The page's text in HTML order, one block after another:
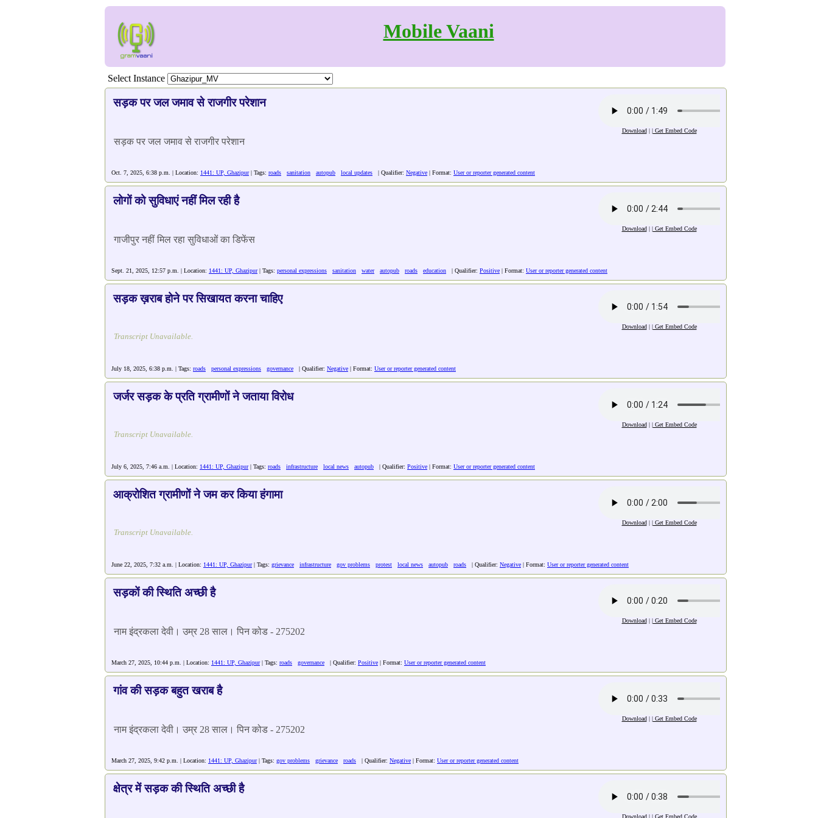
Mobile Vaani
Select Instance
सड़क पर जल जमाव से राजगीर परेशान
Download| |Get Embed Code
सड़क पर जल जमाव से राजगीर परेशान
Oct. 7, 2025, 6:38 p.m. | Location: 1441: UP, Ghazipur| Tags: roads sanitation autopub local updates | Qualifier: Negative | Format: User or reporter generated content
लोगों को सुविधाएं नहीं मिल रही है
Download| |Get Embed Code
गाजीपुर नहीं मिल रहा सुविधाओं का डिफेंस
Sept. 21, 2025, 12:57 p.m. | Location: 1441: UP, Ghazipur| Tags: personal expressions sanitation water autopub roads education | Qualifier: Positive | Format: User or reporter generated content
सड़क ख़राब होने पर सिखायत करना चाहिए
Download| |Get Embed Code
Transcript Unavailable.
July 18, 2025, 6:38 p.m. | Tags: roads personal expressions governance | Qualifier: Negative | Format: User or reporter generated content
जर्जर सड़क के प्रति ग्रामीणों ने जताया विरोध
Download| |Get Embed Code
Transcript Unavailable.
July 6, 2025, 7:46 a.m. | Location: 1441: UP, Ghazipur| Tags: roads infrastructure local news autopub | Qualifier: Positive | Format: User or reporter generated content
आक्रोशित ग्रामीणों ने जम कर किया हंगामा
Download| |Get Embed Code
Transcript Unavailable.
June 22, 2025, 7:32 a.m. | Location: 1441: UP, Ghazipur| Tags: grievance infrastructure gov problems protest local news autopub roads | Qualifier: Negative | Format: User or reporter generated content
सड़कों की स्थिति अच्छी है
Download| |Get Embed Code
नाम इंद्रकला देवी। उम्र 28 साल। पिन कोड - 275202
March 27, 2025, 10:44 p.m. | Location: 1441: UP, Ghazipur| Tags: roads governance | Qualifier: Positive | Format: User or reporter generated content
गांव की सड़क बहुत खराब है
Download| |Get Embed Code
नाम इंद्रकला देवी। उम्र 28 साल। पिन कोड - 275202
March 27, 2025, 9:42 p.m. | Location: 1441: UP, Ghazipur| Tags: gov problems grievance roads | Qualifier: Negative | Format: User or reporter generated content
क्षेत्र में सड़क की स्थिति अच्छी है
Download| |Get Embed Code